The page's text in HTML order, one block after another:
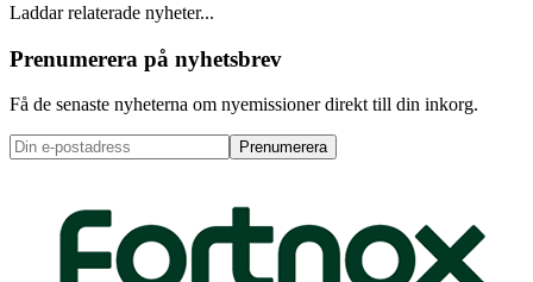
Laddar relaterade nyheter...
Prenumerera på nyhetsbrev
Få de senaste nyheterna om nyemissioner direkt till din inkorg.
Prenumerera